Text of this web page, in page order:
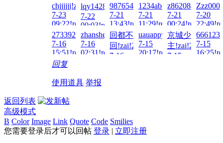
chjjjjjj!zai!2026-
7-23
09:22!read!
lqy14285790！!zai!2026-
7-22
00:03!read!
987654hjh!zai!2026-
7-21
13:43!read!
1234abc!zai!2026-
7-21
11:29!read!
7-21
00:24!read!
7-20
2733923426!zai!2026-
7-16
15:51!read!
zhanshen886!zai!2026-
7-16
02:31!read!
回都不
回!zai!2026-
7-16
uauappy!zai!2026-
7-15
20:17!read!
京城少
主!zai!2026-
7-15
7-15
回复
使用道具 举报
返回列表
高级模式
B Color Image Link Quote Code Smilies
您需要登录后才可以回帖 登录 | 立即注册